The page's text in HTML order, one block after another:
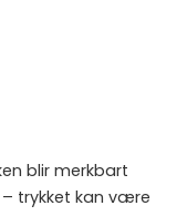
blir merkbart
trykket kan være